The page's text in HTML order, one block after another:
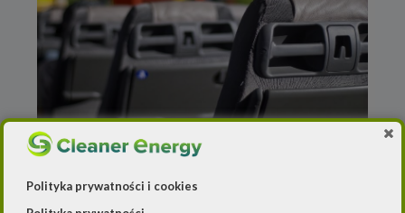
Redakcja o 16 czerwca 2021
16 gmin dostanie wsparcie
Polityka prywatności i cookies